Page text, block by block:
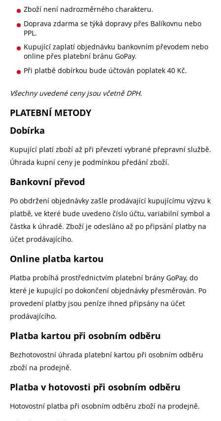
Zboží není nadrozměrného charakteru.
Doprava zdarma se týká dopravy přes Balíkovnu nebo
PPL.
Kupující zaplatí objednávku bankovním převodem nebo
online přes platební bránu GoPay.
Při platbě dobírkou bude účtován poplatek 40 Kč.
Všechny uvedené ceny jsou včetně DPH.
PLATEBNÍ METODY
Dobírka
Kupující platí zboží až při převzetí vybrané přepravní službě.
Úhrada kupní ceny je podmínkou předání zboží.
Bankovní převod
Po obdržení objednávky zašle prodávající kupujícímu výzvu k
platbě, ve které bude uvedeno číslo účtu, variabilní symbol a
částka k úhradě. Zboží je odesláno až po připsání platby na
účet prodávajícího.
Online platba kartou
Platba probíhá prostřednictvím platební brány GoPay, do
které je kupující po dokončení objednávky přesměrován. Po
provedení platby jsou peníze ihned připsány na účet
prodávajícího.
Platba kartou při osobním odběru
Bezhotovostní úhrada platební kartou při osobním odběru
zboží na prodejně.
Platba v hotovosti při osobním odběru
Hotovostní platba při osobním odběru zboží na prodejně.